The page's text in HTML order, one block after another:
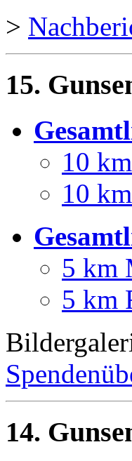
>
15.
10
10
5 km
5 km
14.